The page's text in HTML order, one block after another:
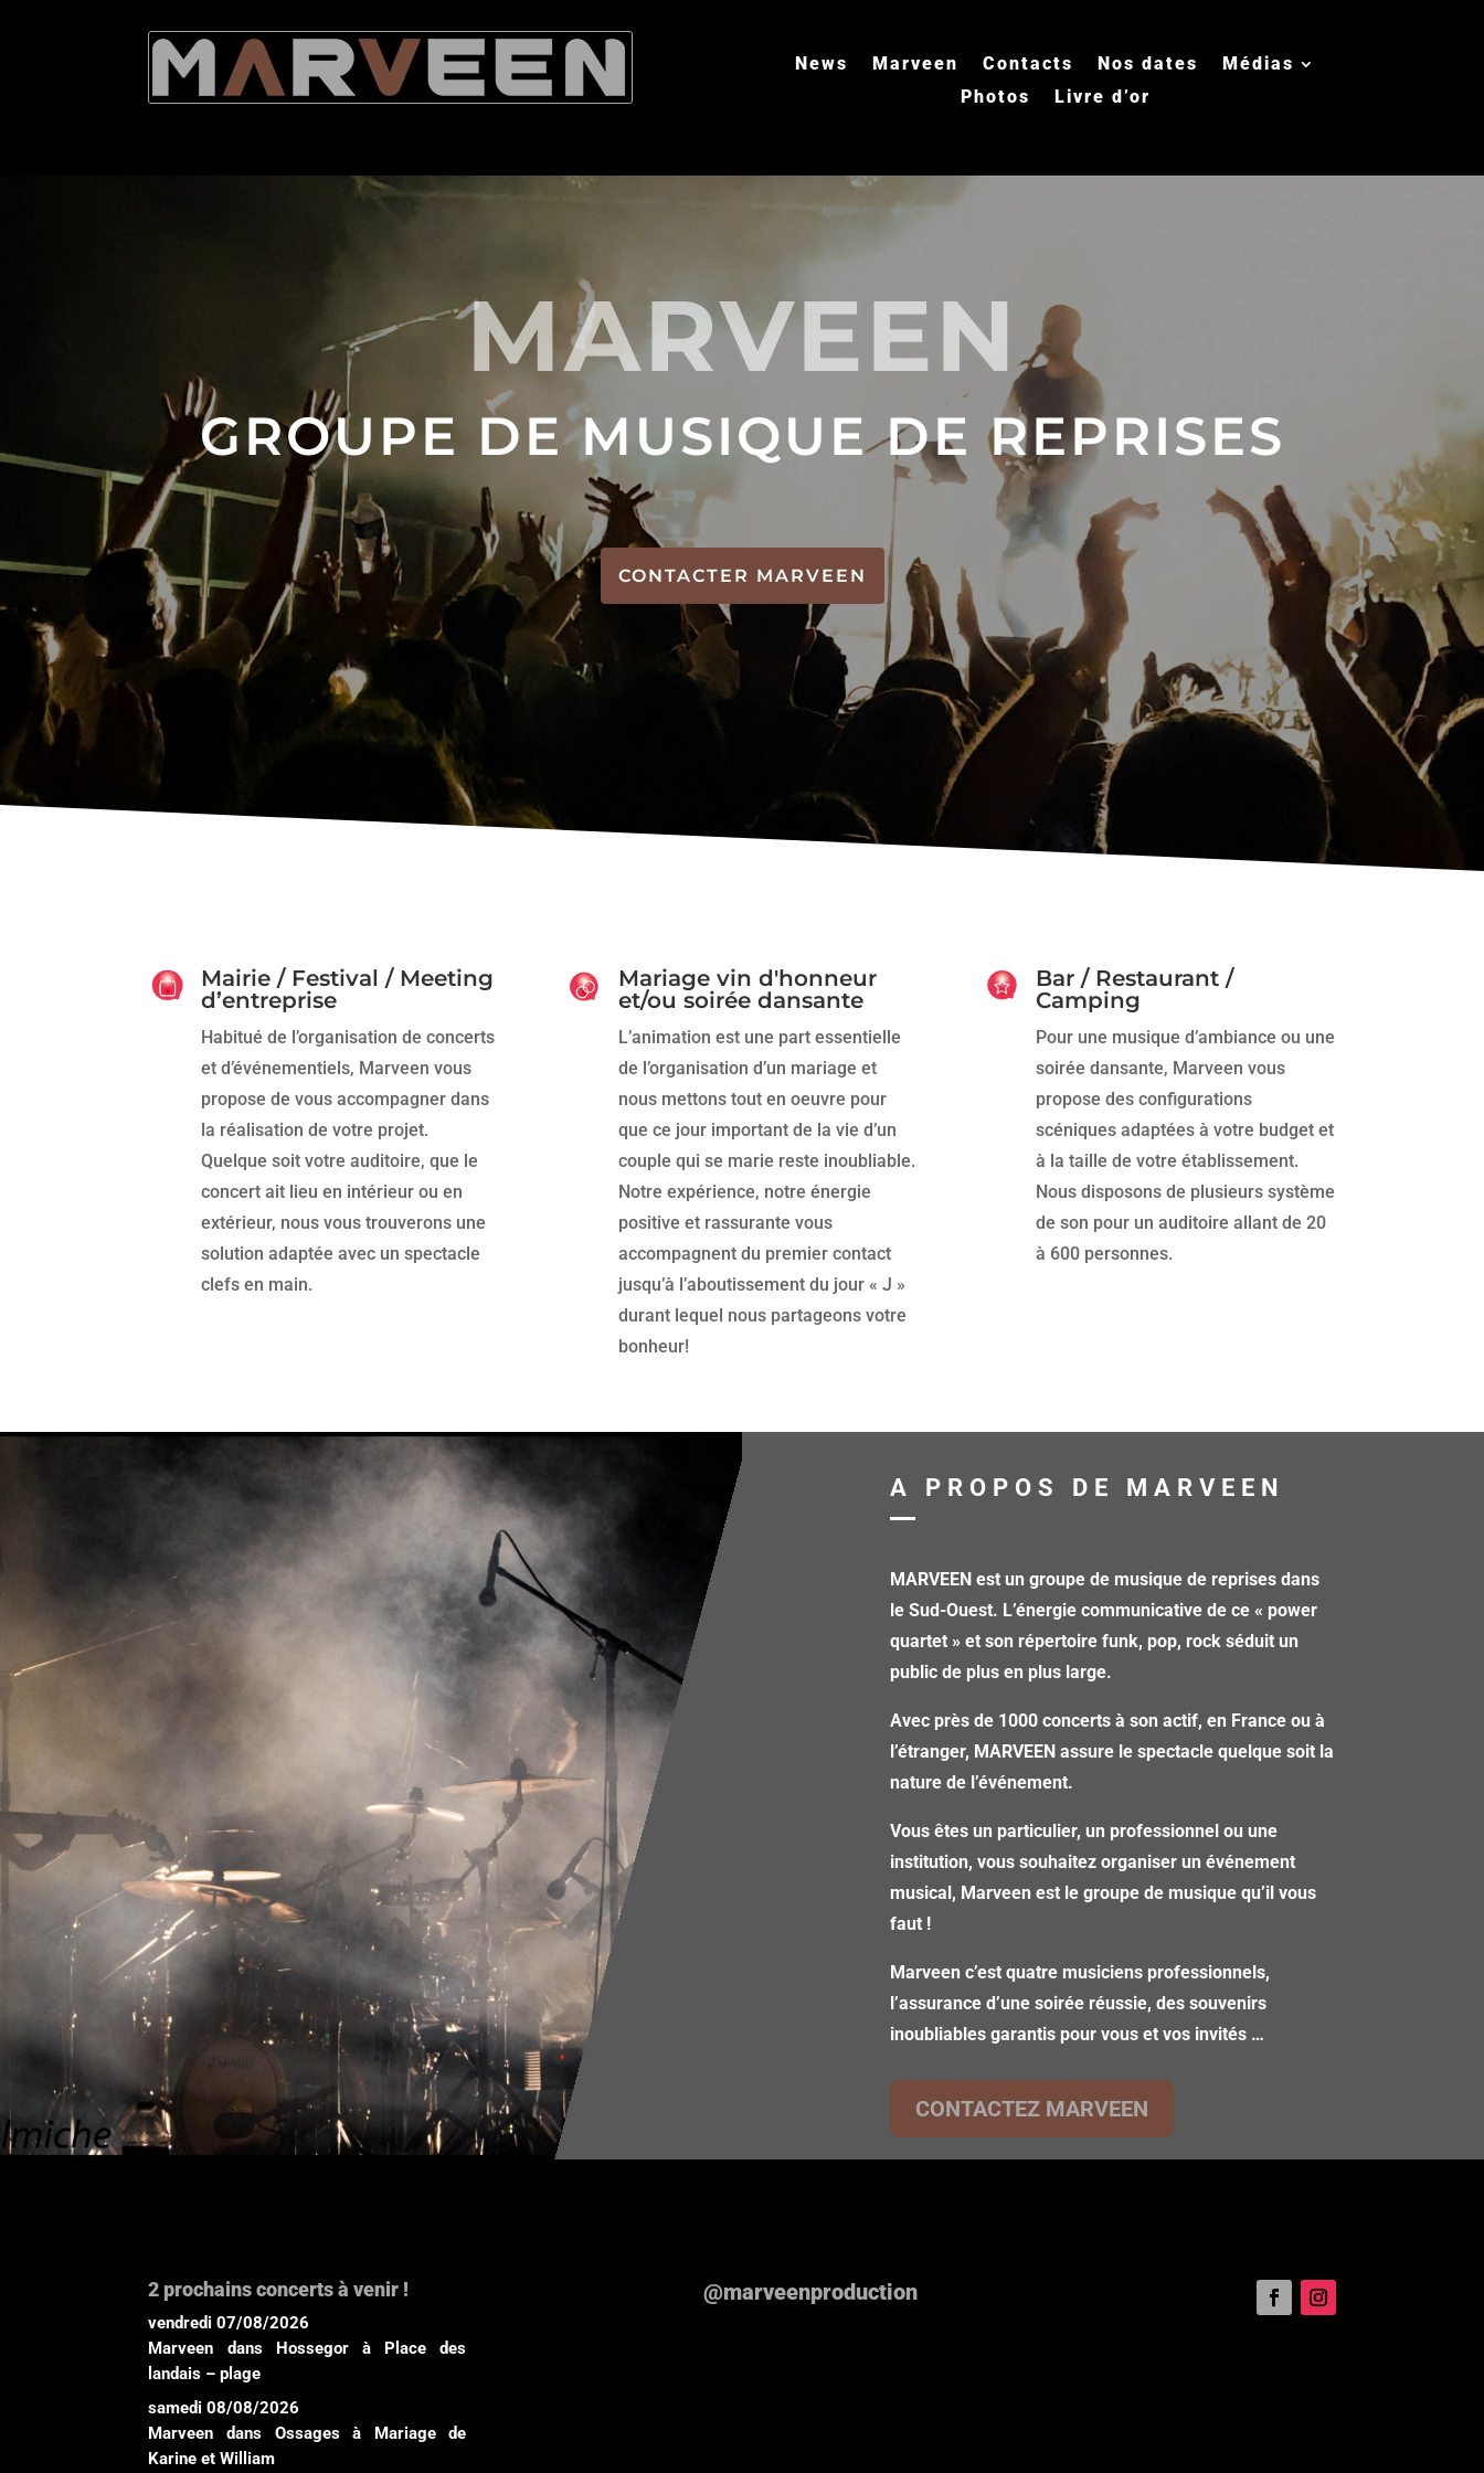
News Marveen Contacts Nos dates
Médias
Photos
Livre d’or
MARVEEN
GROUPE DE MUSIQUE DE REPRISES
CONTACTER MARVEEN
Mairie / Festival / Meeting
d’entreprise
Habitué de l’organisation de concerts
et d’événementiels, Marveen vous
propose de vous accompagner dans
la réalisation de votre projet.
Quelque soit votre auditoire, que le
concert ait lieu en intérieur ou en
extérieur, nous vous trouverons une
solution adaptée avec un spectacle
clefs en main.
Mariage vin d'honneur
et/ou soirée dansante
L’animation est une part essentielle
de l’organisation d’un mariage et
nous mettons tout en oeuvre pour
que ce jour important de la vie d’un
couple qui se marie reste inoubliable.
Notre expérience, notre énergie
positive et rassurante vous
accompagnent du premier contact
jusqu’à l’aboutissement du jour « J »
durant lequel nous partageons votre
bonheur!
Bar / Restaurant /
Camping
Pour une musique d’ambiance ou une
soirée dansante, Marveen vous
propose des configurations
scéniques adaptées à votre budget et
à la taille de votre établissement.
Nous disposons de plusieurs système
de son pour un auditoire allant de 20
à 600 personnes.
A PROPOS DE MARVEEN
MARVEEN est un groupe de musique de reprises dans
le Sud-Ouest. L’énergie communicative de ce « power
quartet » et son répertoire funk, pop, rock séduit un
public de plus en plus large.
Avec près de 1000 concerts à son actif, en France ou à
l’étranger, MARVEEN assure le spectacle quelque soit la
nature de l’événement.
Vous êtes un particulier, un professionnel ou une
institution, vous souhaitez organiser un événement
musical, Marveen est le groupe de musique qu’il vous
faut !
Marveen c’est quatre musiciens professionnels,
l’assurance d’une soirée réussie, des souvenirs
inoubliables garantis pour vous et vos invités …
CONTACTEZ MARVEEN
2 prochains concerts à venir !
vendredi 07/08/2026
Marveen
dans Hossegor à
Place des
landais – plage
samedi 08/08/2026
Marveen
dans Ossages à
Mariage de
Karine et William
@marveenproduction